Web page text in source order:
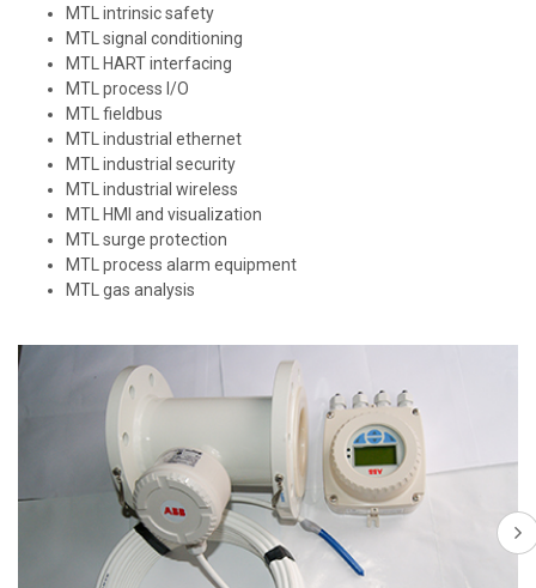
MTL intrinsic safety
MTL signal conditioning
MTL HART interfacing
MTL process I/O
MTL fieldbus
MTL industrial ethernet
MTL industrial security
MTL industrial wireless
MTL HMI and visualization
MTL surge protection
MTL process alarm equipment
MTL gas analysis